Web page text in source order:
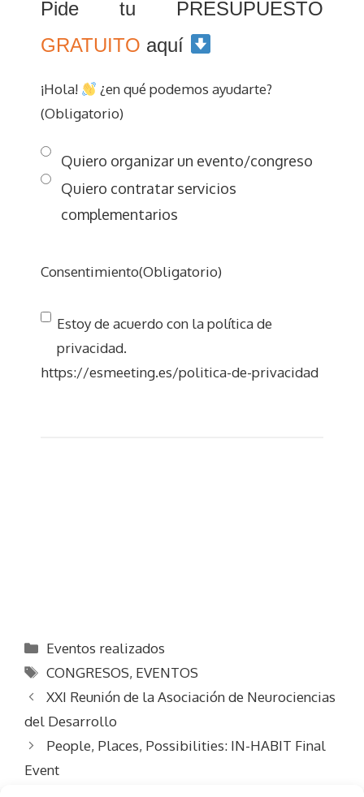
Pide tu PRESUPUESTO
GRATUITO aquí
¡Hola!
¿en qué podemos ayudarte?
(Obligatorio)
Quiero organizar un evento/congreso
Quiero contratar servicios
complementarios
Consentimiento(Obligatorio)
Estoy de acuerdo con la política de
privacidad.
https://esmeeting.es/politica-de-privacidad
Categorías
Eventos realizados
Etiquetas
CONGRESOS, EVENTOS
XXI Reunión de la Asociación de Neurociencias
del Desarrollo
People, Places, Possibilities: IN-HABIT Final
Event